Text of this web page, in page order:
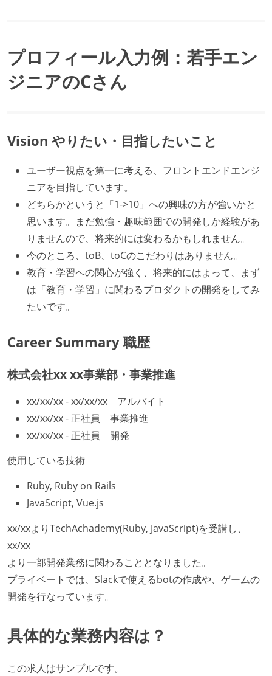
プロフィール入力例：若手エン
ジニアのCさん
Vision やりたい・目指したいこと
ユーザー視点を第一に考える、フロントエンドエンジ
ニアを目指しています。
どちらかというと「1->10」への興味の方が強いかと
思います。まだ勉強・趣味範囲での開発しか経験があ
りませんので、将来的には変わるかもしれません。
今のところ、toB、toCのこだわりはありません。
教育・学習への関心が強く、将来的にはよって、まず
は「教育・学習」に関わるプロダクトの開発をしてみ
たいです。
Career Summary 職歴
株式会社xx xx事業部・事業推進
xx/xx/xx - xx/xx/xx アルバイト
xx/xx/xx - 正社員 事業推進
xx/xx/xx - 正社員 開発
使用している技術
Ruby, Ruby on Rails
JavaScript, Vue.js
xx/xxよりTechAchademy(Ruby, JavaScript)を受講し、
xx/xx
より一部開発業務に関わることとなりました。
プライベートでは、Slackで使えるbotの作成や、ゲームの
開発を行なっています。
具体的な業務内容は？
この求人はサンプルです。